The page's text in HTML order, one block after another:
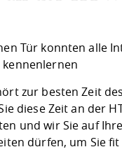
Tür konnten alle
kennenlernen
zur besten Zeit
diese Zeit an der
und wir Sie auf
dürfen, um Sie